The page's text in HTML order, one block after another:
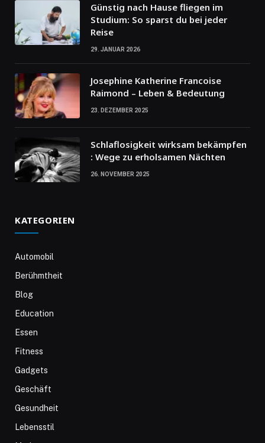
Günstig nach Hause fliegen im
Studium: So sparst du bei jeder
Reise
29. JANUAR 2026
Josephine Katherine Francoise
Raimond – Leben & Bedeutung
23. DEZEMBER 2025
Schlaflosigkeit wirksam bekämpfen
: Wege zu erholsamen Nächten
26. NOVEMBER 2025
KATEGORIEN
Automobil
Berühmtheit
Blog
Education
Essen
Fitness
Gadgets
Geschäft
Gesundheit
Lebensstil